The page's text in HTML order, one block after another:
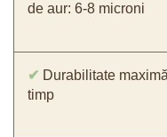
de aur: 6-8 microni
✔ Durabilitate
timp